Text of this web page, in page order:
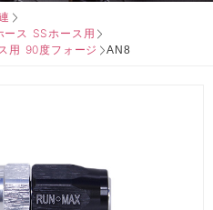
ース SSホース用
用 90度フォージ
AN8